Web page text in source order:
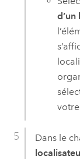
Dans le